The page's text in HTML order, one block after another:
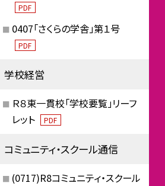
PDF
0407「さくらの学舎」第１号
PDF
学校経営
Ｒ８東一貫校「学校要覧」リーフ
レット
PDF
コミュニティ・スクール通信
(0717)R8コミュニティ・スクール